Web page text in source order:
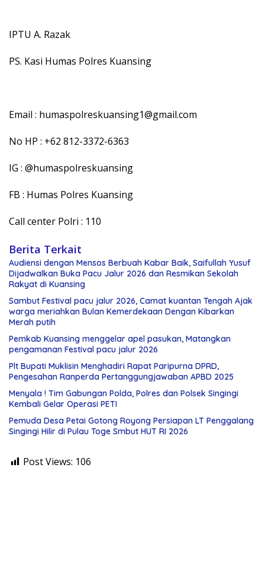
IPTU A. Razak
PS. Kasi Humas Polres Kuansing
Email : humaspolreskuansing1@gmail.com
No HP : +62 812-3372-6363
IG : @humaspolreskuansing
FB : Humas Polres Kuansing
Call center Polri : 110
Berita Terkait
Audiensi dengan Mensos Berbuah Kabar Baik, Saifullah Yusuf
Dijadwalkan Buka Pacu Jalur 2026 dan Resmikan Sekolah
Rakyat di Kuansing
Sambut Festival pacu jalur 2026, Camat kuantan Tengah Ajak
warga meriahkan Bulan Kemerdekaan Dengan Kibarkan
Merah putih
Pemkab Kuansing menggelar apel pasukan, Matangkan
pengamanan Festival pacu jalur 2026
Plt Bupati Muklisin Menghadiri Rapat Paripurna DPRD,
Pengesahan Ranperda Pertanggungjawaban APBD 2025
Menyala ! Tim Gabungan Polda, Polres dan Polsek Singingi
Kembali Gelar Operasi PETI
Pemuda Desa Petai Gotong Royong Persiapan LT Penggalang
Singingi Hilir di Pulau Toge Smbut HUT RI 2026
Post Views: 106